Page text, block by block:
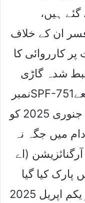
گئے ہیں،
ان کے خلاف
کارروائی کا
ضبط شدہ گاڑی
نمبرSPF-751ٹویوٹاپریوس کی چوری کے واقعے
کے بعد عمل میں آئی گاڑی 19 جنوری 2025 کو
میں جگہ نہ
(اے
پارک کیا گیا
تھا، تاہم یہ گاڑی 31 مارچ اور یکم اپریل 2025